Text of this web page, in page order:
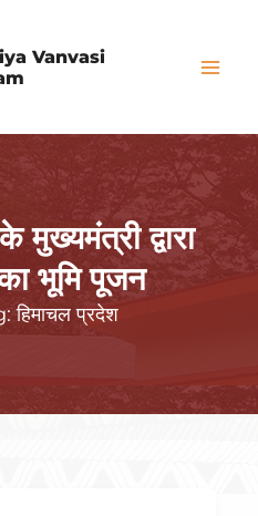
Vanvasi
द्वारा
भूमि पूजन
हिमाचल प्रदेश